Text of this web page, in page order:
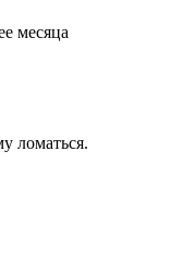
месяца
ломаться.